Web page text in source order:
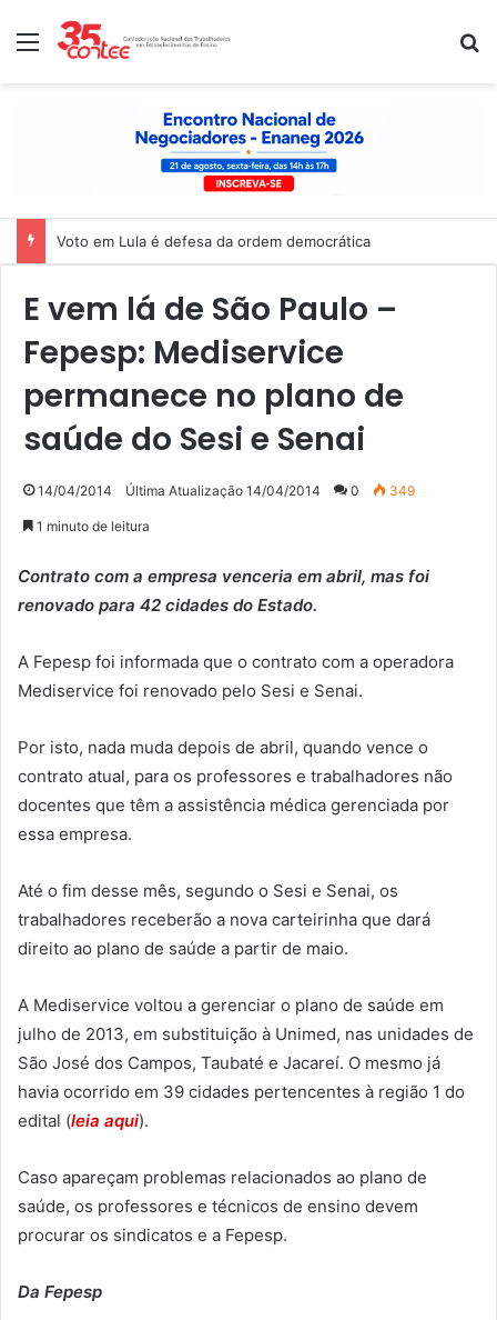
Menu
Voto em Lula é defesa da ordem democrática
E vem lá de São Paulo –
Fepesp: Mediservice
permanece no plano de
saúde do Sesi e Senai
14/04/2014 Última Atualização 14/04/2014 0 349
1 minuto de leitura
Contrato com a empresa venceria em abril, mas foi
renovado para 42 cidades do Estado.
A Fepesp foi informada que o contrato com a operadora
Mediservice foi renovado pelo Sesi e Senai.
Por isto, nada muda depois de abril, quando vence o
contrato atual, para os professores e trabalhadores não
docentes que têm a assistência médica gerenciada por
essa empresa.
Até o fim desse mês, segundo o Sesi e Senai, os
trabalhadores receberão a nova carteirinha que dará
direito ao plano de saúde a partir de maio.
A Mediservice voltou a gerenciar o plano de saúde em
julho de 2013, em substituição à Unimed, nas unidades de
São José dos Campos, Taubaté e Jacareí. O mesmo já
havia ocorrido em 39 cidades pertencentes à região 1 do
edital (leia aqui).
Caso apareçam problemas relacionados ao plano de
saúde, os professores e técnicos de ensino devem
procurar os sindicatos e a Fepesp.
Da Fepesp